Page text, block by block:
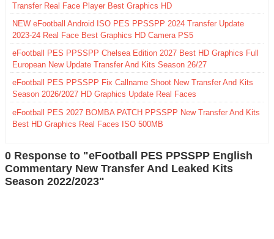
Transfer Real Face Player Best Graphics HD
NEW eFootball Android ISO PES PPSSPP 2024 Transfer Update
2023-24 Real Face Best Graphics HD Camera PS5
eFootball PES PPSSPP Chelsea Edition 2027 Best HD Graphics Full
European New Update Transfer And Kits Season 26/27
eFootball PES PPSSPP Fix Callname Shoot New Transfer And Kits
Season 2026/2027 HD Graphics Update Real Faces
eFootball PES 2027 BOMBA PATCH PPSSPP New Transfer And Kits
Best HD Graphics Real Faces ISO 500MB
0 Response to "eFootball PES PPSSPP English
Commentary New Transfer And Leaked Kits
Season 2022/2023"